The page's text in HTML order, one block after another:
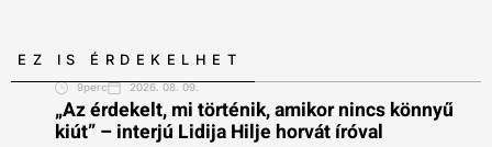
EZ IS ÉRDEKELHET
9perc 2026. 08. 09.
„Az érdekelt, mi történik, amikor nincs könnyű
kiút” – interjú Lidija Hilje horvát íróval